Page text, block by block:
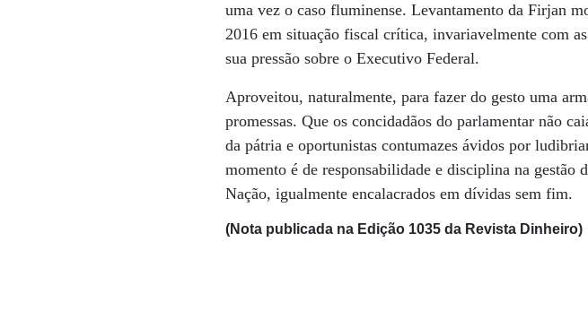
uma vez o caso fluminense. Levantamento da Firjan
2016 em situação fiscal crítica, invariavelmente com
sua pressão sobre o Executivo Federal.
Aproveitou, naturalmente, para fazer do gesto uma
promessas. Que os concidadãos do parlamentar não
da pátria e oportunistas contumazes ávidos por
momento é de responsabilidade e disciplina na gestão
Nação, igualmente encalacrados em dívidas sem fim.
(Nota publicada na Edição 1035 da Revista Dinheiro)